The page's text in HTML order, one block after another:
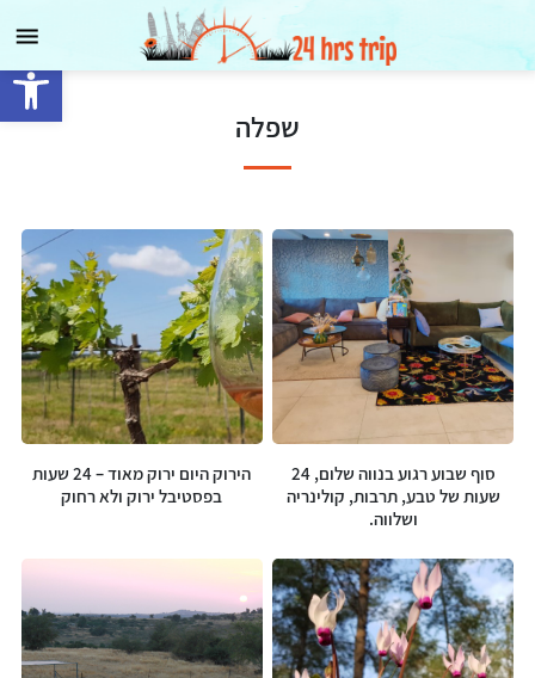
פתח
סרגל
בא לי גלובאלי
בתי מלון
24 המלצות
כתבות
בואו נדבר
המוצרים שלנו
שפלה
סוף שבוע רגוע בנווה שלום, 24
שעות של טבע, תרבות, קולינריה
ושלווה.
הירוק היום ירוק מאוד – 24 שעות
בפסטיבל ירוק ולא רחוק